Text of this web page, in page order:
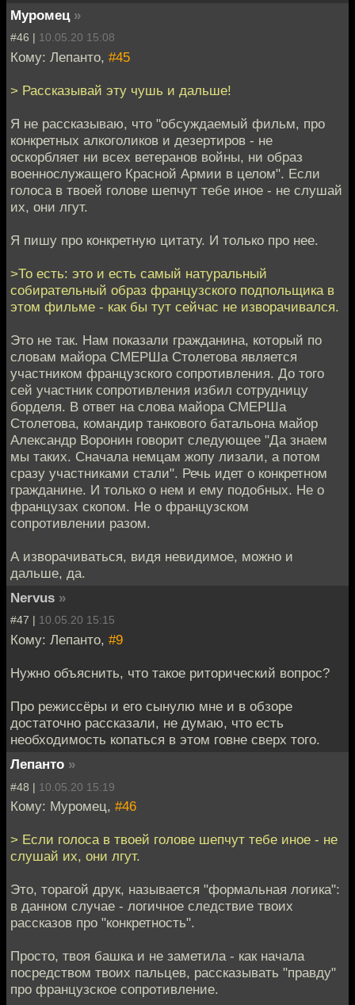
Муромец »
#46 | 10.05.20 15:08
Кому: Лепанто, #45
> Рассказывай эту чушь и дальше!
Я не рассказываю, что "обсуждаемый фильм, про
конкретных алкоголиков и дезертиров - не
оскорбляет ни всех ветеранов войны, ни образ
военнослужащего Красной Армии в целом". Если
голоса в твоей голове шепчут тебе иное - не слушай
их, они лгут.
Я пишу про конкретную цитату. И только про нее.
>То есть: это и есть самый натуральный
собирательный образ французского подпольщика в
этом фильме - как бы тут сейчас не изворачивался.
Это не так. Нам показали гражданина, который по
словам майора СМЕРШа Столетова является
участником французского сопротивления. До того
сей участник сопротивления избил сотрудницу
борделя. В ответ на слова майора СМЕРШа
Столетова, командир танкового батальона майор
Александр Воронин говорит следующее "Да знаем
мы таких. Сначала немцам жопу лизали, а потом
сразу участниками стали". Речь идет о конкретном
гражданине. И только о нем и ему подобных. Не о
французах скопом. Не о французском
сопротивлении разом.
А изворачиваться, видя невидимое, можно и
дальше, да.
Nervus »
#47 | 10.05.20 15:15
Кому: Лепанто, #9
Нужно объяснить, что такое риторический вопрос?
Про режиссёры и его сынулю мне и в обзоре
достаточно рассказали, не думаю, что есть
необходимость копаться в этом говне сверх того.
Лепанто »
#48 | 10.05.20 15:19
Кому: Муромец, #46
> Если голоса в твоей голове шепчут тебе иное - не
слушай их, они лгут.
Это, торагой друк, называется "формальная логика":
в данном случае - логичное следствие твоих
рассказов про "конкретность".
Просто, твоя башка и не заметила - как начала
посредством твоих пальцев, рассказывать "правду"
про французское сопротивление.